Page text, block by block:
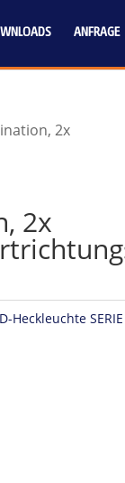
ANFRAGE
2x
2x
Heckleuchte